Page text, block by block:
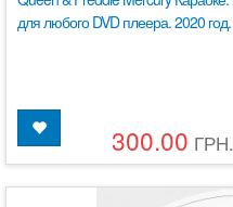
для любого DVD плеера. 2020
300.00 ГРН.